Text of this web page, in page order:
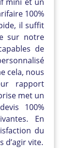
100%
il suffit
sur notre
de
cela, nous
rapport
met un
100%
En
du
d’agir vite.